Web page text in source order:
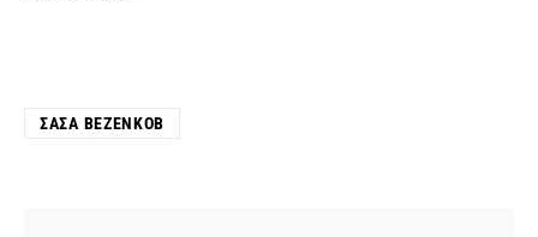
ΣΆΣΑ ΒΕΖΈΝΚΟΒ